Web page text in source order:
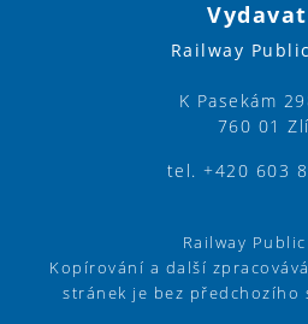
Railway
K Pasekám
760 01
tel. +420 603
Railway
Kopírování a další
stránek je bez předchozího